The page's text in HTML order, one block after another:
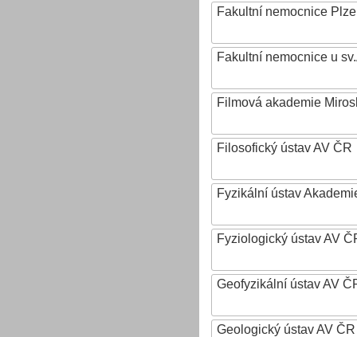
Fakultní nemocnice
Fakultní nemocnice u
Filmová akademie
Filosofický ústav AV ČR
Fyzikální ústav
Fyziologický ústav AV
Geofyzikální ústav AV
Geologický ústav AV ČR